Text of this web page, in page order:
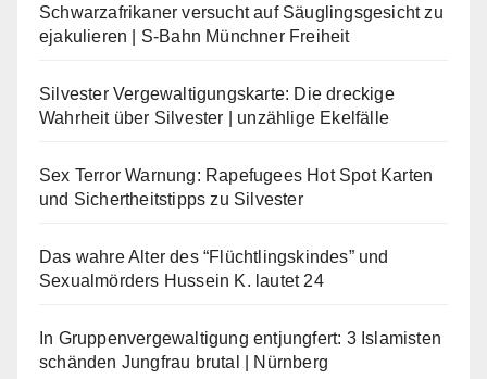
Schwarzafrikaner versucht auf Säuglingsgesicht zu
ejakulieren | S-Bahn Münchner Freiheit
Silvester Vergewaltigungskarte: Die dreckige
Wahrheit über Silvester | unzählige Ekelfälle
Sex Terror Warnung: Rapefugees Hot Spot Karten
und Sichertheitstipps zu Silvester
Das wahre Alter des “Flüchtlingskindes” und
Sexualmörders Hussein K. lautet 24
In Gruppenvergewaltigung entjungfert: 3 Islamisten
schänden Jungfrau brutal | Nürnberg